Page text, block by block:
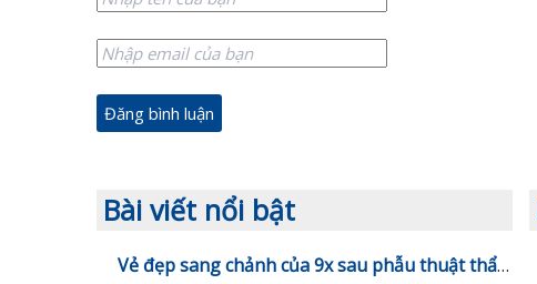
Bài viết nổi bật
Vẻ đẹp sang chảnh của 9x sau phẫu thuật thẩm mỹ